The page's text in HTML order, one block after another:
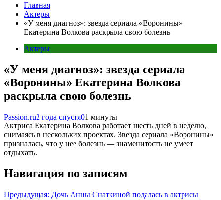
Главная
Актеры
«У меня диагноз»: звезда сериала «Воронины»
Екатерина Волкова раскрыла свою болезнь
Актеры
«У меня диагноз»: звезда сериала
«Воронины» Екатерина Волкова
раскрыла свою болезнь
Passion.ru2 года спустя01 минуты
Актриса Екатерина Волкова работает шесть дней в неделю,
снимаясь в нескольких проектах. Звезда сериала «Воронины»
призналась, что у нее болезнь — знаменитость не умеет
отдыхать.
Навигация по записям
Предыдущая: Дочь Анны Снаткиной подалась в актрисы